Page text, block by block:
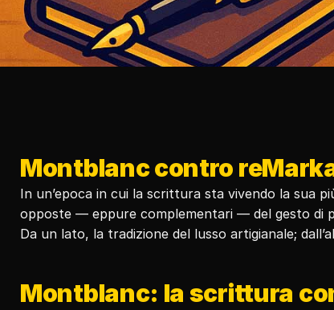
Montblanc contro
In un’epoca in cui la scrittura sta vivendo la sua
opposte — eppure complementari — del gesto di
Da un lato, la tradizione del lusso artigianale;
Montblanc: la scrittura